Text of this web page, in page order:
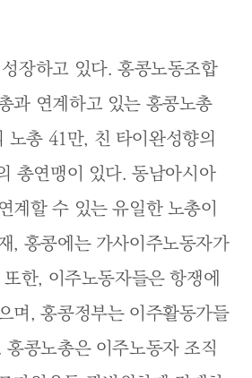
장하고 있다. 홍콩노동조합
과 연계하고 있는 홍콩노총
노총 41만, 친 타이완성향의
총연맹이 있다. 동남아시아
계할 수 있는 유일한 노총이
, 홍콩에는 가사이주노동자가
한, 이주노동자들은 항쟁에
며, 홍콩정부는 이주활동가들
콩노총은 이주노동자 조직